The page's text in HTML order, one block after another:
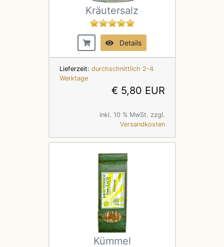
Kräutersalz
Details
Lieferzeit: durchschnittlich 2-4
Werktage
€ 5,80 EUR
inkl. 10 % MwSt. zzgl.
Versandkosten
Kümmel